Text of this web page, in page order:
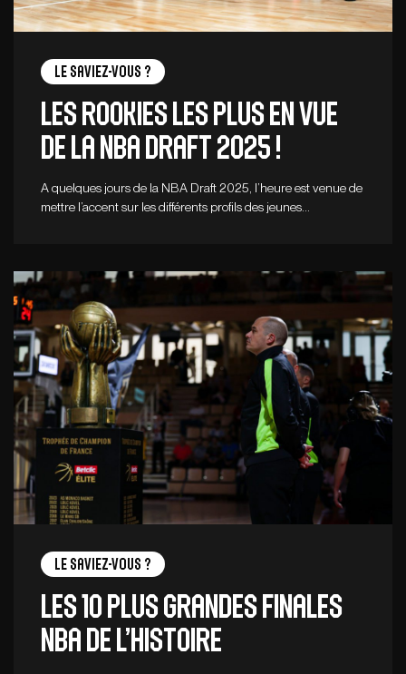
Le saviez-vous ?
Les rookies les plus en vue
de la NBA Draft 2025 !
A quelques jours de la NBA Draft 2025, l’heure est venue de
mettre l’accent sur les différents profils des jeunes…
Le saviez-vous ?
Les 10 plus grandes finales
NBA de l’histoire